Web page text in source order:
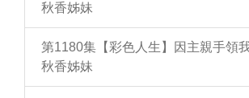
秋香姊妹
第1180集【彩色人生】因主親手領
秋香姊妹